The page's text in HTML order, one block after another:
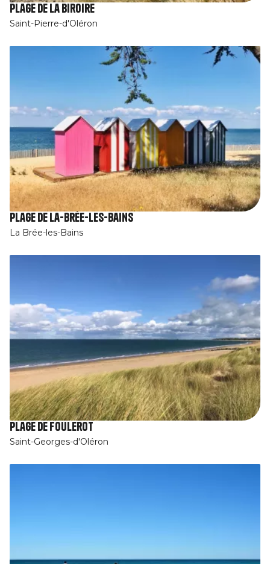
Plage de la Biroire
Saint-Pierre-d'Oléron
Plage de La-Brée-les-Bains
La Brée-les-Bains
Plage de Foulerot
Saint-Georges-d'Oléron